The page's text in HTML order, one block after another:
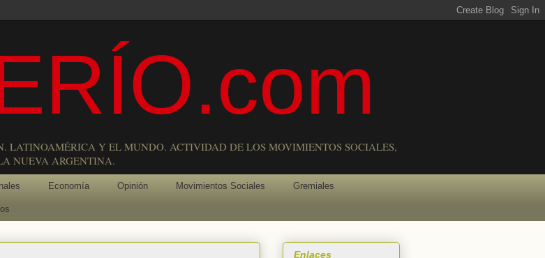
LATINOAMÉRICA Y EL MUNDO. ACTIVIDAD DE LOS MOVIMIENTOS SOCIALES,
NUEVA ARGENTINA.
Economía Opinión Movimientos Sociales Gremiales
Enlaces